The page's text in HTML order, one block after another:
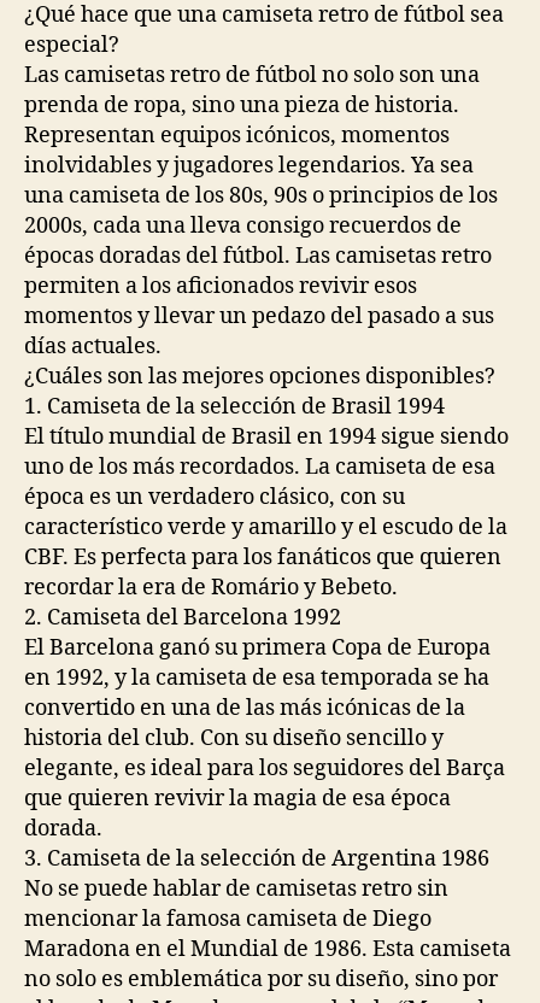
¿Qué hace que una camiseta retro de fútbol sea
especial?
Las camisetas retro de fútbol no solo son una
prenda de ropa, sino una pieza de historia.
Representan equipos icónicos, momentos
inolvidables y jugadores legendarios. Ya sea
una camiseta de los 80s, 90s o principios de los
2000s, cada una lleva consigo recuerdos de
épocas doradas del fútbol. Las camisetas retro
permiten a los aficionados revivir esos
momentos y llevar un pedazo del pasado a sus
días actuales.
¿Cuáles son las mejores opciones disponibles?
1. Camiseta de la selección de Brasil 1994
El título mundial de Brasil en 1994 sigue siendo
uno de los más recordados. La camiseta de esa
época es un verdadero clásico, con su
característico verde y amarillo y el escudo de la
CBF. Es perfecta para los fanáticos que quieren
recordar la era de Romário y Bebeto.
2. Camiseta del Barcelona 1992
El Barcelona ganó su primera Copa de Europa
en 1992, y la camiseta de esa temporada se ha
convertido en una de las más icónicas de la
historia del club. Con su diseño sencillo y
elegante, es ideal para los seguidores del Barça
que quieren revivir la magia de esa época
dorada.
3. Camiseta de la selección de Argentina 1986
No se puede hablar de camisetas retro sin
mencionar la famosa camiseta de Diego
Maradona en el Mundial de 1986. Esta camiseta
no solo es emblemática por su diseño, sino por